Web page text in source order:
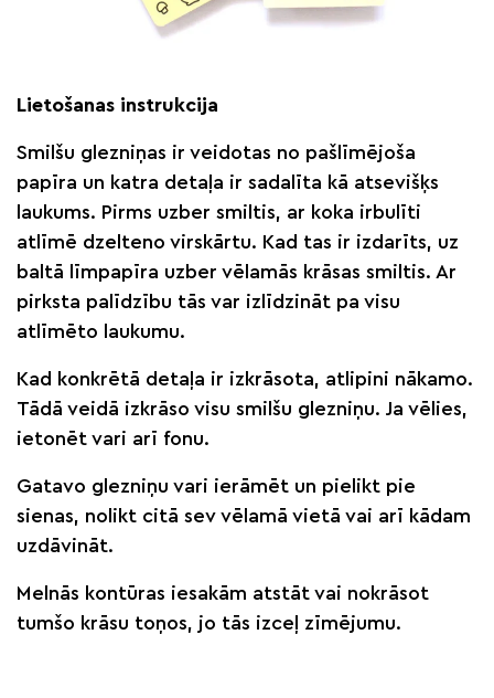
Lietošanas instrukcija
Smilšu glezniņas ir veidotas no pašlīmējoša
papīra un katra detaļa ir sadalīta kā atsevišķs
laukums. Pirms uzber smiltis, ar koka irbulīti
atlīmē dzelteno virskārtu. Kad tas ir izdarīts, uz
baltā līmpapīra uzber vēlamās krāsas smiltis. Ar
pirksta palīdzību tās var izlīdzināt pa visu
atlīmēto laukumu.
Kad konkrētā detaļa ir izkrāsota, atlipini nākamo.
Tādā veidā izkrāso visu smilšu glezniņu. Ja vēlies,
ietonēt vari arī fonu.
Gatavo glezniņu vari ierāmēt un pielikt pie
sienas, nolikt citā sev vēlamā vietā vai arī kādam
uzdāvināt.
Melnās kontūras iesakām atstāt vai nokrāsot
tumšo krāsu toņos, jo tās izceļ zīmējumu.